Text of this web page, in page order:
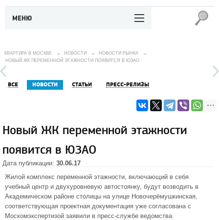
МЕНЮ
КВАРТИРА В МОСКВЕ → НОВОСТИ → НОВОСТИ РЫНКА
→
НОВЫЙ ЖК ПЕРЕМЕННОЙ ЭТАЖНОСТИ ПОЯВИТСЯ В ЮЗАО
ВСЕ НОВОСТИ СТАТЬИ ПРЕСС-РЕЛИЗЫ
Новый ЖК переменной этажности
появится в ЮЗАО
Дата публикации: 30.06.17
Жилой комплекс переменной этажности, включающий в себя
учебный центр и двухуровневую автостоянку, будут возводить в
Академическом районе столицы на улице Новочерёмушкинская,
соответствующая проектная документация уже согласована с
Москомэкспертизой заявили в пресс-службе ведомства.